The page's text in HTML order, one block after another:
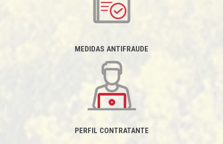
MEDIDAS ANTIFRAUDE
PERFIL CONTRATANTE